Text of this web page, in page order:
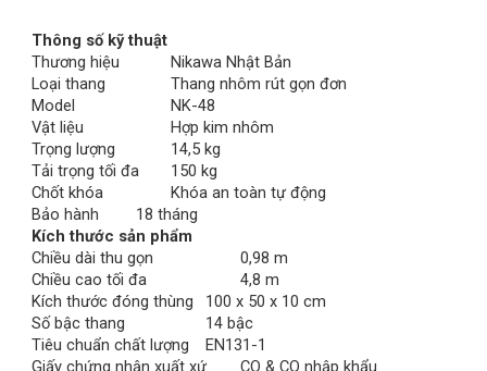
Thông số kỹ thuật
Thương hiệu
Nikawa Nhật Bản
Loại thang
Thang nhôm rút gọn đơn
Model
NK-48
Vật liệu
Hợp kim nhôm
Trọng lượng
14,5 kg
Tải trọng tối đa
150 kg
Chốt khóa
Khóa an toàn tự động
Bảo hành
18 tháng
Kích thước sản phẩm
Chiều dài thu gọn
0,98 m
Chiều cao tối đa
4,8 m
Kích thước đóng thùng
100 x 50 x 10 cm
Số bậc thang
14 bậc
Tiêu chuẩn chất lượng
EN131-1
Giấy chứng nhận xuất xứ
CO & CQ nhập khẩu